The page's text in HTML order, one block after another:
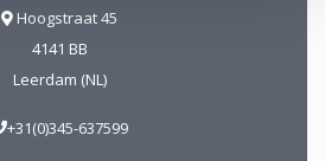
Hoogstraat 45
4141 BB
Leerdam (NL)
+31(0)345-637599